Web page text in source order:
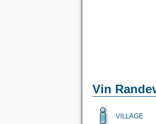
Vin
VILLAGE